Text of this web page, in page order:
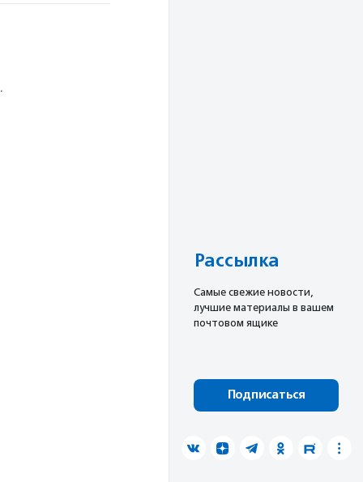
Рассылка
Cамые свежие новости,
лучшие материалы в вашем
почтовом ящике
Подписаться